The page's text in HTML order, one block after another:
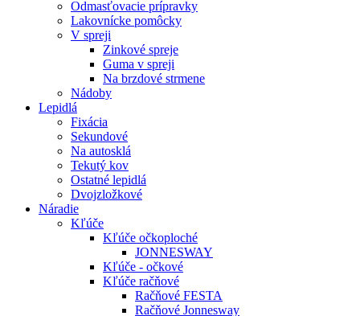
Odmasťovacie prípravky
Lakovnícke pomôcky
V spreji
Zinkové spreje
Guma v spreji
Na brzdové strmene
Nádoby
Lepidlá
Fixácia
Sekundové
Na autosklá
Tekutý kov
Ostatné lepidlá
Dvojzložkové
Náradie
Kľúče
Kľúče očkoploché
JONNESWAY
Kľúče - očkové
Kľúče račňové
Račňové FESTA
Račňové Jonnesway